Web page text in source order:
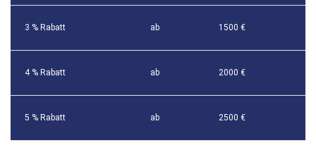
3 % Rabatt ab 1500 €
4 % Rabatt ab 2000 €
5 % Rabatt ab 2500 €